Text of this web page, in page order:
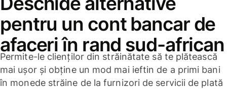
pentru un cont bancar de
afaceri în rand sud-african
Permite-le clienților din străinătate să te plătească
mai ușor și obține un mod mai ieftin de a primi bani
în monede străine de la furnizori de servicii de plată